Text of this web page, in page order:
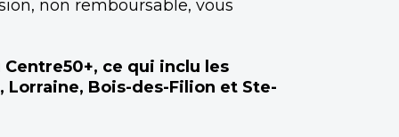
non remboursable, vous
ce qui inclu les
Bois-des-Filion et Ste-